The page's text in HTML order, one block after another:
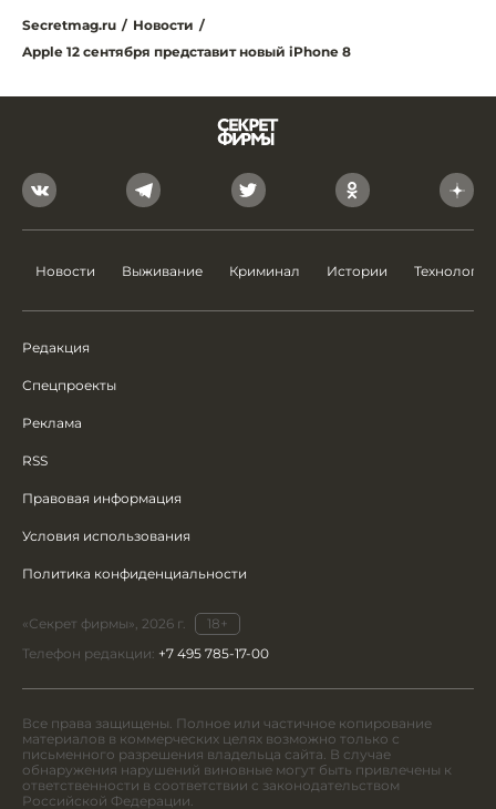
Secretmag.ru / Новости /
Apple 12 сентября представит новый iPhone 8
Новости Выживание Криминал Истории Технологии
Редакция
Спецпроекты
Реклама
RSS
Правовая информация
Условия использования
Политика конфиденциальности
«Секрет фирмы», 2026 г.
18+
Телефон редакции: +7 495 785-17-00
Все права защищены. Полное или частичное копирование
материалов в коммерческих целях возможно только с
письменного разрешения владельца сайта. В случае
обнаружения нарушений виновные могут быть привлечены к
ответственности в соответствии с законодательством
Российской Федерации.